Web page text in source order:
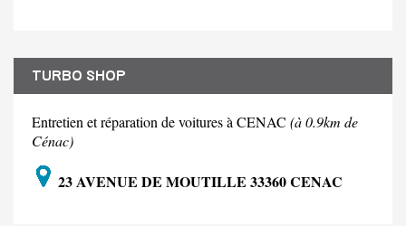
TURBO SHOP
Entretien et réparation de voitures à CENAC (à 0.9km de
Cénac)
23 AVENUE DE MOUTILLE 33360 CENAC